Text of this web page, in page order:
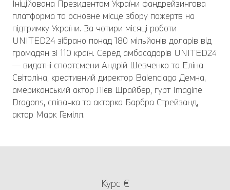
Ініційована Президентом України фандрейзингова
платформа та основне місце збору пожертв на
підтримку України. За чотири місяці роботи
UNITED24 зібрано понад 180 мільйонів доларів від
громадян зі 110 країн. Серед амбасадорів UNITED24
— видатні спортсмени Андрій Шевченко та Еліна
Світоліна, креативний директор Balenciaga Демна,
американський актор Лієв Шрайбер, гурт Imagine
Dragons, співачка та акторка Барбра Стрейзанд,
актор Марк Гемілл.
Курс €